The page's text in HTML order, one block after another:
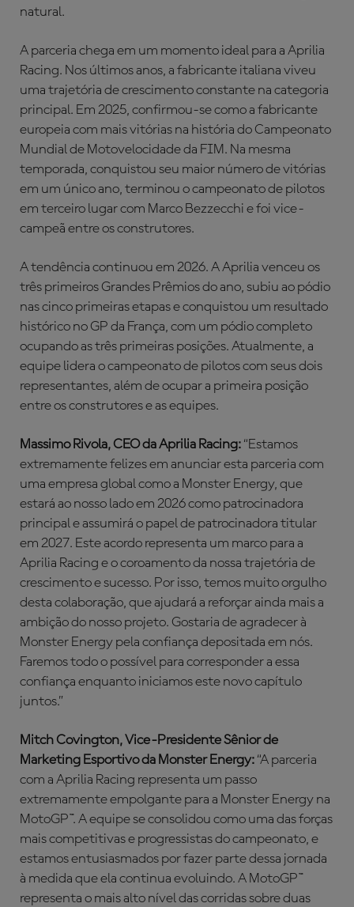
natural.
A parceria chega em um momento ideal para a Aprilia
Racing. Nos últimos anos, a fabricante italiana viveu
uma trajetória de crescimento constante na categoria
principal. Em 2025, confirmou-se como a fabricante
europeia com mais vitórias na história do Campeonato
Mundial de Motovelocidade da FIM. Na mesma
temporada, conquistou seu maior número de vitórias
em um único ano, terminou o campeonato de pilotos
em terceiro lugar com Marco Bezzecchi e foi vice-
campeã entre os construtores.
A tendência continuou em 2026. A Aprilia venceu os
três primeiros Grandes Prêmios do ano, subiu ao pódio
nas cinco primeiras etapas e conquistou um resultado
histórico no GP da França, com um pódio completo
ocupando as três primeiras posições. Atualmente, a
equipe lidera o campeonato de pilotos com seus dois
representantes, além de ocupar a primeira posição
entre os construtores e as equipes.
Massimo Rivola, CEO da Aprilia Racing: “Estamos
extremamente felizes em anunciar esta parceria com
uma empresa global como a Monster Energy, que
estará ao nosso lado em 2026 como patrocinadora
principal e assumirá o papel de patrocinadora titular
em 2027. Este acordo representa um marco para a
Aprilia Racing e o coroamento da nossa trajetória de
crescimento e sucesso. Por isso, temos muito orgulho
desta colaboração, que ajudará a reforçar ainda mais a
ambição do nosso projeto. Gostaria de agradecer à
Monster Energy pela confiança depositada em nós.
Faremos todo o possível para corresponder a essa
confiança enquanto iniciamos este novo capítulo
juntos.”
Mitch Covington, Vice-Presidente Sênior de
Marketing Esportivo da Monster Energy: “A parceria
com a Aprilia Racing representa um passo
extremamente empolgante para a Monster Energy na
MotoGP™. A equipe se consolidou como uma das forças
mais competitivas e progressistas do campeonato, e
estamos entusiasmados por fazer parte dessa jornada
à medida que ela continua evoluindo. A MotoGP™
representa o mais alto nível das corridas sobre duas